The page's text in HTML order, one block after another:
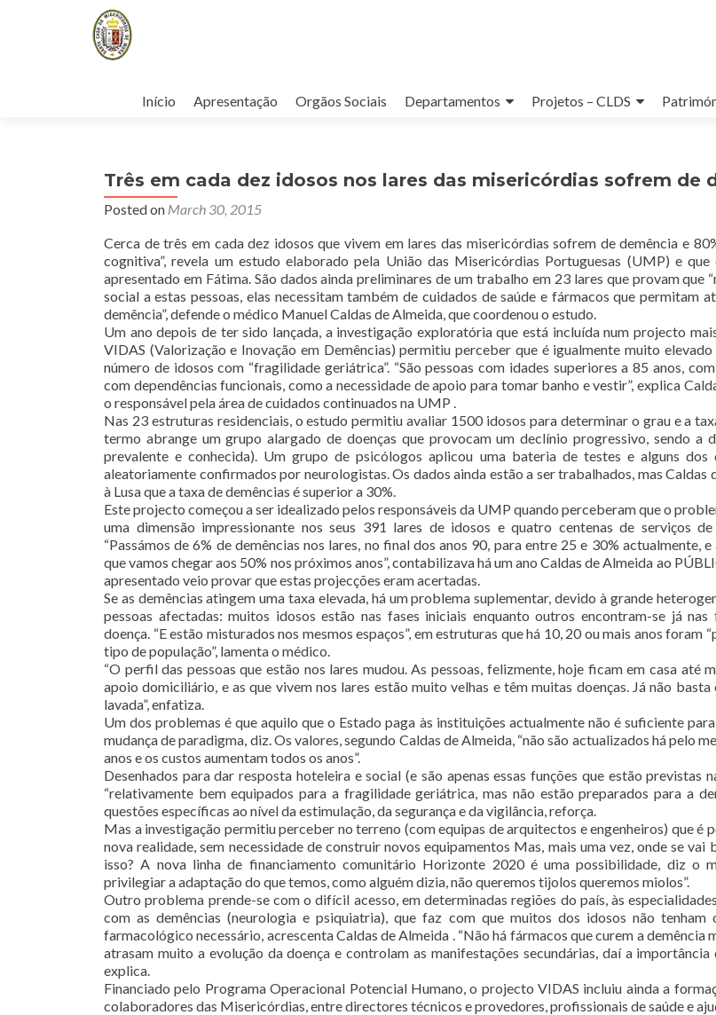
to
Início Apresentação Orgãos Sociais Departamentos Projetos – CLDS
Três em cada dez idosos nos lares das misericórdias sofrem de
Posted on March 30, 2015
Cerca de três em cada dez idosos que vivem em lares das misericórdias sofrem de demência e
cognitiva”, revela um estudo elaborado pela União das Misericórdias Portuguesas (UMP) e
apresentado em Fátima. São dados ainda preliminares de um trabalho em 23 lares que provam que
social a estas pessoas, elas necessitam também de cuidados de saúde e fármacos que permitam
demência”, defende o médico Manuel Caldas de Almeida, que coordenou o estudo.
Um ano depois de ter sido lançada, a investigação exploratória que está incluída num projecto
VIDAS (Valorização e Inovação em Demências) permitiu perceber que é igualmente muito
número de idosos com “fragilidade geriátrica”. “São pessoas com idades superiores a 85 anos,
com dependências funcionais, como a necessidade de apoio para tomar banho e vestir”, explica
o responsável pela área de cuidados continuados na UMP .
Nas 23 estruturas residenciais, o estudo permitiu avaliar 1500 idosos para determinar o grau e a
termo abrange um grupo alargado de doenças que provocam um declínio progressivo, sendo a
prevalente e conhecida). Um grupo de psicólogos aplicou uma bateria de testes e alguns dos
aleatoriamente confirmados por neurologistas. Os dados ainda estão a ser trabalhados, mas Caldas
à Lusa que a taxa de demências é superior a 30%.
Este projecto começou a ser idealizado pelos responsáveis da UMP quando perceberam que o
uma dimensão impressionante nos seus 391 lares de idosos e quatro centenas de serviços
“Passámos de 6% de demências nos lares, no final dos anos 90, para entre 25 e 30% actualmente,
que vamos chegar aos 50% nos próximos anos”, contabilizava há um ano Caldas de Almeida ao
apresentado veio provar que estas projecções eram acertadas.
Se as demências atingem uma taxa elevada, há um problema suplementar, devido à grande
pessoas afectadas: muitos idosos estão nas fases iniciais enquanto outros encontram-se já nas
doença. “E estão misturados nos mesmos espaços”, em estruturas que há 10, 20 ou mais anos foram
tipo de população”, lamenta o médico.
“O perfil das pessoas que estão nos lares mudou. As pessoas, felizmente, hoje ficam em casa até
apoio domiciliário, e as que vivem nos lares estão muito velhas e têm muitas doenças. Já não basta
lavada”, enfatiza.
Um dos problemas é que aquilo que o Estado paga às instituições actualmente não é suficiente
mudança de paradigma, diz. Os valores, segundo Caldas de Almeida, “não são actualizados há pelo
anos e os custos aumentam todos os anos”.
Desenhados para dar resposta hoteleira e social (e são apenas essas funções que estão previstas
“relativamente bem equipados para a fragilidade geriátrica, mas não estão preparados para a
questões específicas ao nível da estimulação, da segurança e da vigilância, reforça.
Mas a investigação permitiu perceber no terreno (com equipas de arquitectos e engenheiros) que é
nova realidade, sem necessidade de construir novos equipamentos Mas, mais uma vez, onde se vai
isso? A nova linha de financiamento comunitário Horizonte 2020 é uma possibilidade, diz o
privilegiar a adaptação do que temos, como alguém dizia, não queremos tijolos queremos miolos”.
Outro problema prende-se com o difícil acesso, em determinadas regiões do país, às
com as demências (neurologia e psiquiatria), que faz com que muitos dos idosos não tenham
farmacológico necessário, acrescenta Caldas de Almeida . “Não há fármacos que curem a demência
atrasam muito a evolução da doença e controlam as manifestações secundárias, daí a importância
explica.
Financiado pelo Programa Operacional Potencial Humano, o projecto VIDAS incluiu ainda a
colaboradores das Misericórdias, entre directores técnicos e provedores, profissionais de saúde e